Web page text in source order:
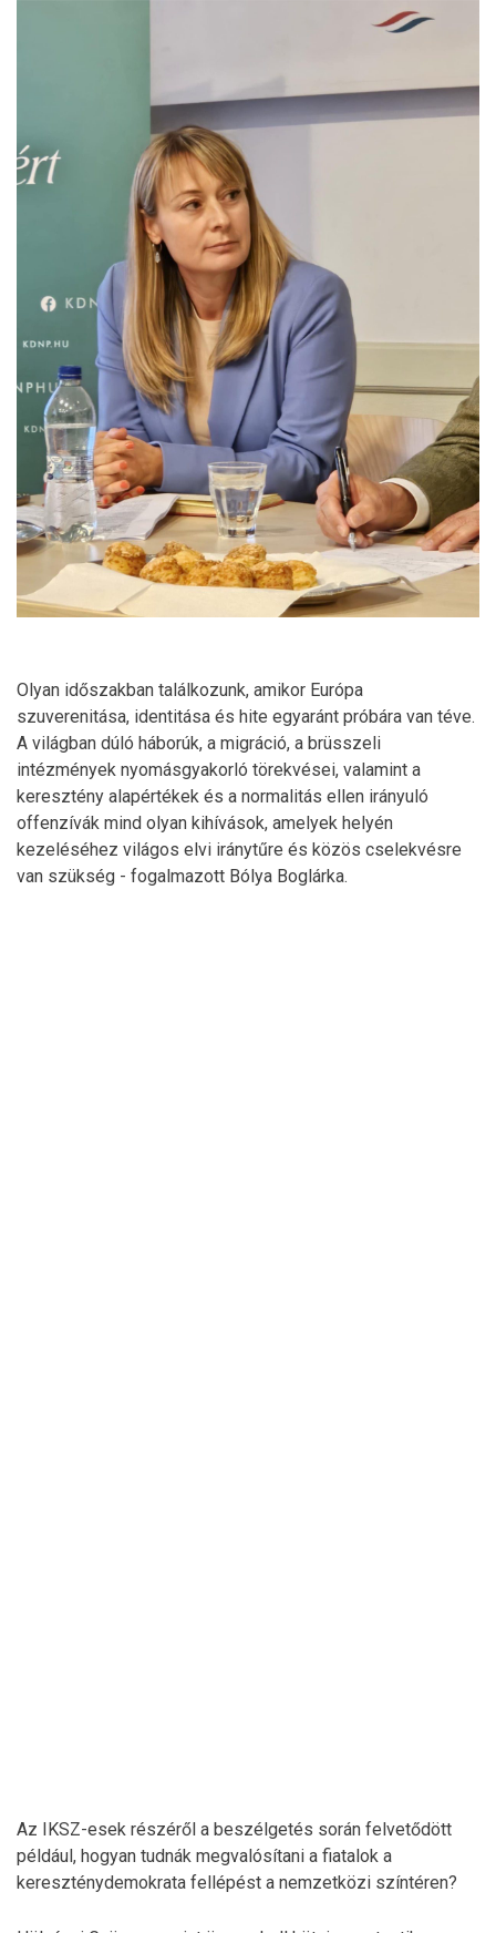
Olyan időszakban találkozunk, amikor Európa
szuverenitása, identitása és hite egyaránt próbára van téve.
A világban dúló háborúk, a migráció, a brüsszeli
intézmények nyomásgyakorló törekvései, valamint a
keresztény alapértékek és a normalitás ellen irányuló
offenzívák mind olyan kihívások, amelyek helyén
kezeléséhez világos elvi iránytűre és közös cselekvésre
van szükség - fogalmazott Bólya Boglárka.
Az IKSZ-esek részéről a beszélgetés során felvetődött
például, hogyan tudnák megvalósítani a fiatalok a
kereszténydemokrata fellépést a nemzetközi színtéren?